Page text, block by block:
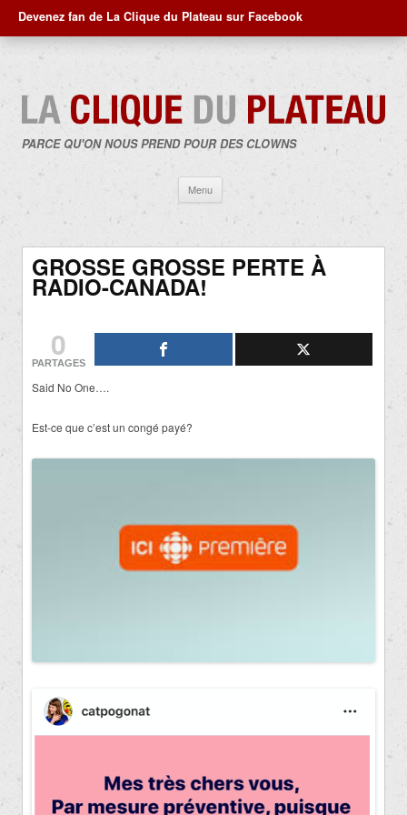
Devenez fan de La Clique du Plateau sur Facebook
PARCE QU'ON NOUS PREND POUR DES CLOWNS
Menu
contenu
GROSSE GROSSE PERTE À
RADIO-CANADA!
0
PARTAGES
Said No One….
Est-ce que c’est un congé payé?